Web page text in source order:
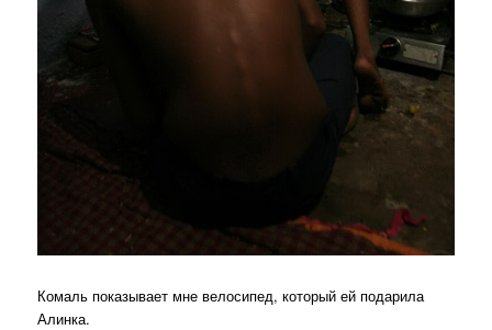
Комаль показывает мне велосипед, который ей подарила
Алинка.